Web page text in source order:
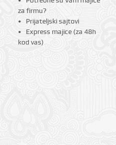
za firmu?
Prijateljski sajtovi
Express majice (za 48h
kod vas)